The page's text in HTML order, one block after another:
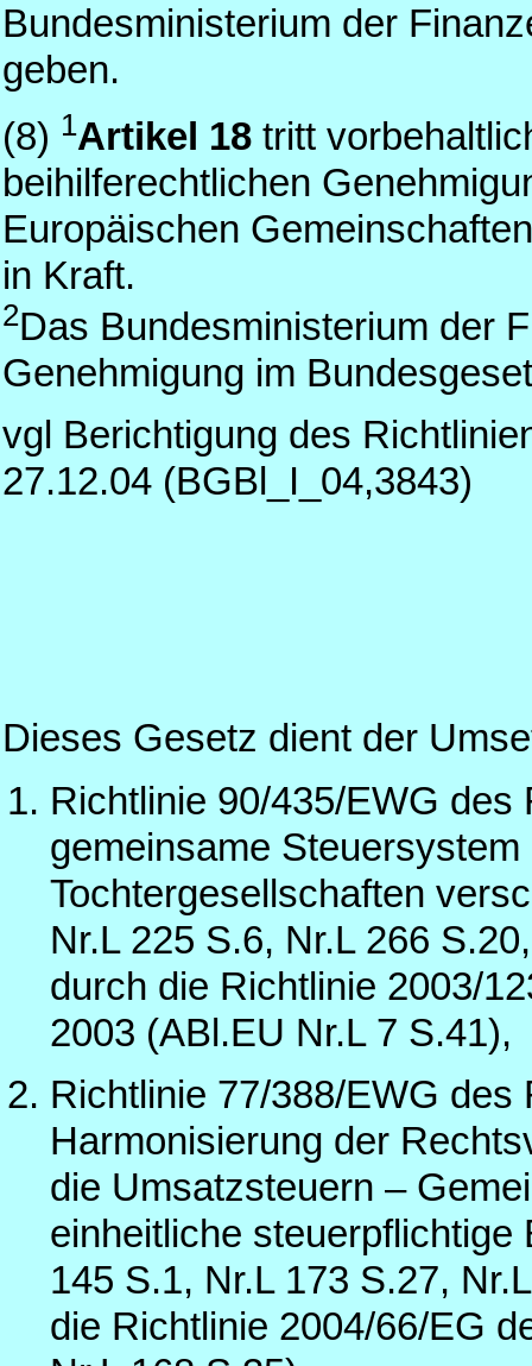
Bundesministerium der
geben.
(8) 1Artikel 18 tritt
beihilferechtlichen
Europäischen
in Kraft.
2Das Bundesministerium der
Genehmigung im
vgl Berichtigung des
27.12.04 (BGBl_I_04,3843)
Dieses Gesetz dient der
Richtlinie 90/435/EWG
gemeinsame
Tochtergesellschaften
Nr.L 225 S.6, Nr.L 266
durch die Richtlinie 2003/
2003 (ABl.EU Nr.L 7 S.41),
Richtlinie 77/388/EWG
Harmonisierung der
die Umsatzsteuern –
einheitliche
145 S.1, Nr.L 173 S.27,
die Richtlinie 2004/66/EG